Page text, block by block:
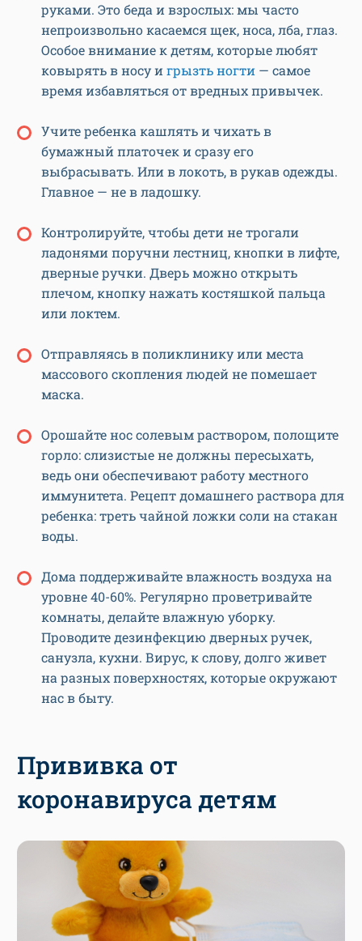
руками. Это беда и взрослых: мы часто
непроизвольно касаемся щек, носа, лба, глаз.
Особое внимание к детям, которые любят
ковырять в носу игрызть ногти — самое
время избавляться от вредных привычек.
Учите ребенка кашлять и чихать в
бумажный платочек и сразу его
выбрасывать. Или в локоть, в рукав одежды.
Главное — не в ладошку.
Контролируйте, чтобы дети не трогали
ладонями поручни лестниц, кнопки в лифте,
дверные ручки. Дверь можно открыть
плечом, кнопку нажать костяшкой пальца
или локтем.
Отправляясь в поликлинику или места
массового скопления людей не помешает
маска.
Орошайте нос солевым раствором, полощите
горло: слизистые не должны пересыхать,
ведь они обеспечивают работу местного
иммунитета. Рецепт домашнего раствора для
ребенка: треть чайной ложки соли на стакан
воды.
Дома поддерживайте влажность воздуха на
уровне 40-60%. Регулярно проветривайте
комнаты, делайте влажную уборку.
Проводите дезинфекцию дверных ручек,
санузла, кухни. Вирус, к слову, долго живет
на разных поверхностях, которые окружают
нас в быту.
Прививка от
коронавируса детям